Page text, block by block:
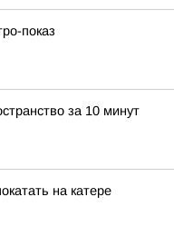
показ
за 10 минут
на катере